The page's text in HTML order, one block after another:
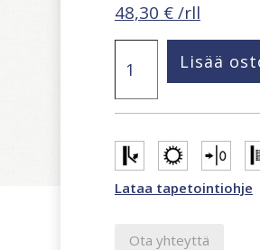
48,30 € /rll
Walls
valkoinen
tapetti
määrä
Lisää
Lataa tapetointiohje
Ota yhteyttä